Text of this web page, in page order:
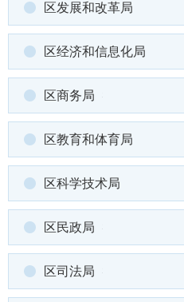
区发展和改革局
区经济和信息化局
区商务局
区教育和体育局
区科学技术局
区民政局
区司法局